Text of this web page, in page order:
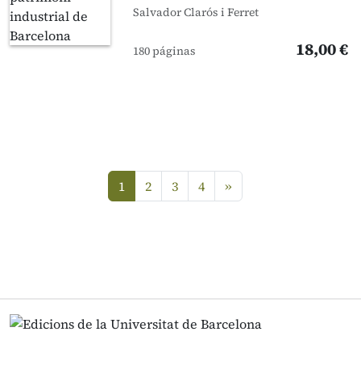
Salvador Clarós i Ferret
180 páginas 18,00 €
1
2 3 4 »